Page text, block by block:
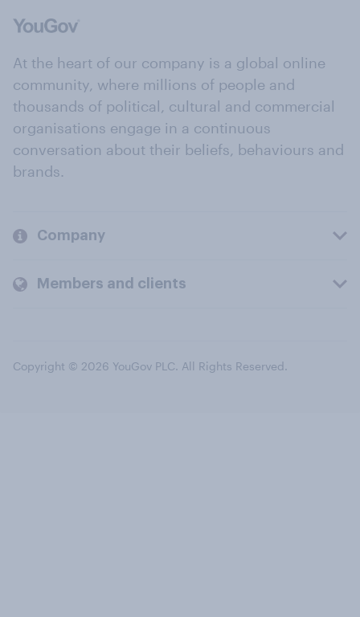
At the heart of our company is a global online
community, where millions of people and
thousands of political, cultural and commercial
organisations engage in a continuous
conversation about their beliefs, behaviours and
brands.
Company
Members and clients
Copyright © 2026 YouGov PLC. All Rights Reserved.